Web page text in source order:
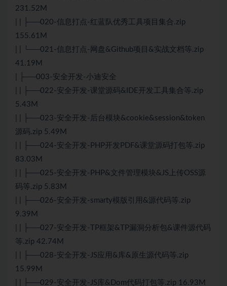
231.52M
| | ├──020-信息打点-红蓝队优秀工具项目集合.zip
155.61M
| | └──021-信息打点-网盘&Github项目&实战文档等.zip
41.19M
| ├──003-安全开发-小迪安全
| | ├──022-安全开发-课堂源码&IDE开发工具集合等.zip
5.43M
| | ├──023-安全开发-后台模块&cookie&session&token
源码.zip 5.49M
| | ├──024-安全开发-PHP开发PDF&课堂源码打包等.zip
83.03M
| | ├──025-安全开发-PHP&文件管理模块&JS上传OSS源
码等.zip 5.83M
| | ├──026-安全开发-smarty模版引用&源代码等.zip
9.39M
| | ├──027-安全开发-TP框架&TP漏洞分析包&课件源代码
等.zip 42.74M
| | ├──028-安全开发-JS应用&库&原生源代码等.zip
15.99M
| | ├──029-安全开发-JS库&Dom代码打包等.zip 16.93M